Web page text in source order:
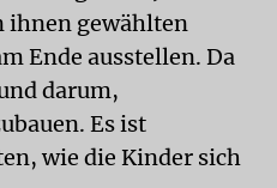
ihnen gewählten
Ende ausstellen. Da
darum,
Es ist
wie die Kinder sich